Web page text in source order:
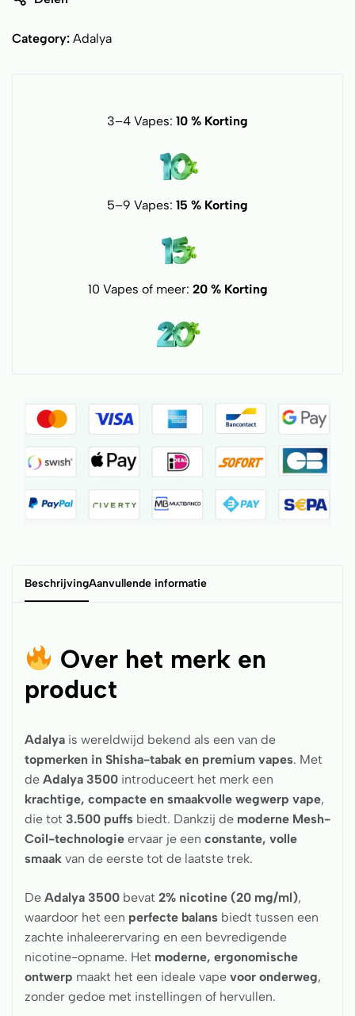
Category: Adalya
3–4 Vapes: 10 % Korting
5–9 Vapes: 15 % Korting
10 Vapes of meer: 20 % Korting
BeschrijvingAanvullende informatie
Over het merk en
product
Adalya is wereldwijd bekend als een van de
topmerken in Shisha-tabak en premium vapes. Met
de Adalya 3500 introduceert het merk een
krachtige, compacte en smaakvolle wegwerp vape,
die tot 3.500 puffs biedt. Dankzij de moderne Mesh-
Coil-technologie ervaar je een constante, volle
smaak van de eerste tot de laatste trek.
De Adalya 3500 bevat 2% nicotine (20 mg/ml),
waardoor het een perfecte balans biedt tussen een
zachte inhaleerervaring en een bevredigende
nicotine-opname. Het moderne, ergonomische
ontwerp maakt het een ideale vape voor onderweg,
zonder gedoe met instellingen of hervullen.